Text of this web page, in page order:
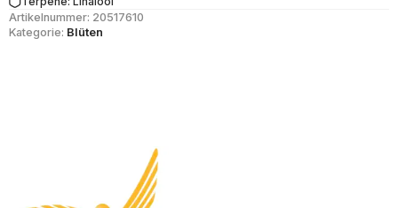
Artikelnummer: 20517610
Kategorie: Blüten